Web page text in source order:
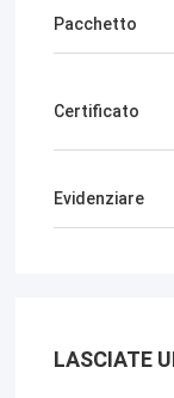
l'altro fornitore!
Pacchetto
Certificato
Evidenziare
LASCIATE